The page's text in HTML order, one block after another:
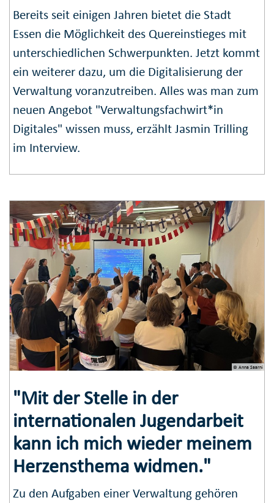
Bereits seit einigen Jahren bietet die Stadt
Essen die Möglichkeit des Quereinstieges mit
unterschiedlichen Schwerpunkten. Jetzt kommt
ein weiterer dazu, um die Digitalisierung der
Verwaltung voranzutreiben. Alles was man zum
neuen Angebot "Verwaltungsfachwirt*in
Digitales" wissen muss, erzählt Jasmin Trilling
im Interview.
© Anna Saarni
"Mit der Stelle in der
internationalen Jugendarbeit
kann ich mich wieder meinem
Herzensthema widmen."
Zu den Aufgaben einer Verwaltung gehören